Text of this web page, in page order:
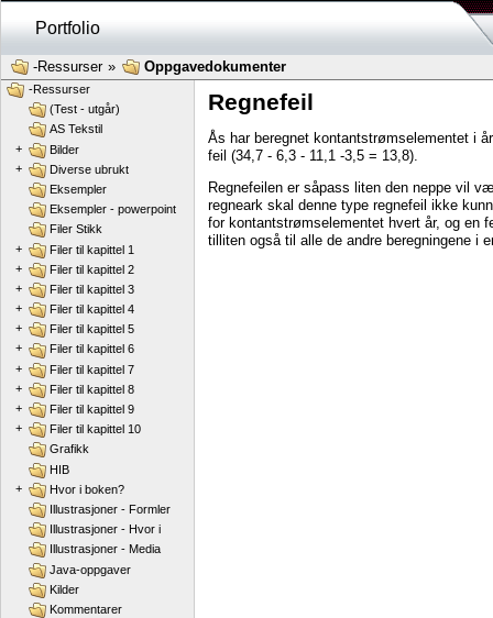
Portfolio
-Ressurser» Oppgavedokumenter
Regnefeil
Ås har beregnet kontantstrømselementet i
feil (34,7 - 6,3 - 11,1 -3,5 = 13,8).
Regnefeilen er såpass liten den neppe vil
regneark skal denne type regnefeil ikke
for kontantstrømselementet hvert år, og en
tilliten også til alle de andre beregningene i
-Ressurser
(Test - utgår)
AS Tekstil
+
Bilder
+
Diverse ubrukt
Eksempler
Eksempler - powerpoint
Filer Stikk
+
Filer til kapittel 1
+
Filer til kapittel 2
+
Filer til kapittel 3
+
Filer til kapittel 4
+
Filer til kapittel 5
+
Filer til kapittel 6
+
Filer til kapittel 7
+
Filer til kapittel 8
+
Filer til kapittel 9
+
Filer til kapittel 10
Grafikk
HIB
+
Hvor i boken?
Illustrasjoner - Formler
Illustrasjoner - Hvor i
Illustrasjoner - Media
Java-oppgaver
Kilder
Kommentarer